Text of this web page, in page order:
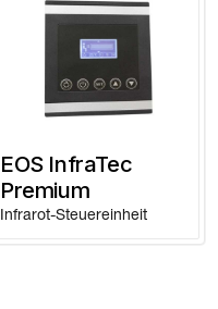
EOS InfraTec
Premium
Infrarot-Steuereinheit